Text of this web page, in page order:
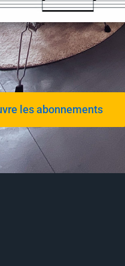
les abonnements